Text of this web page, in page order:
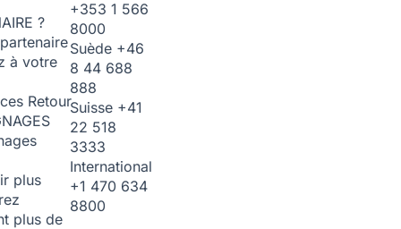
?
à votre
Retour
plus
plus de
+353 1 566
8000
Suède +46
8 44 688
888
Suisse +41
22 518
3333
International
+1 470 634
8800